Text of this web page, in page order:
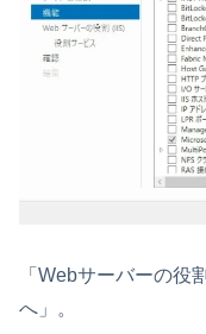
「Webサーバーの役
へ」。